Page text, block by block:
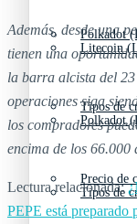
Polkadot
Tipos de
Precio de
Litecoin
Polkadot
Tipos de
Además, desde una
tienen una
la barra alcista del
operaciones siga
los compradores
encima de los 66.000
Lectura relacionada:
PEPE está preparado